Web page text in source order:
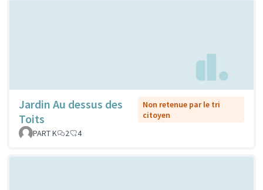
Jardin Au dessus des
Toits
Non retenue par le tri
citoyen
PART K
2 4